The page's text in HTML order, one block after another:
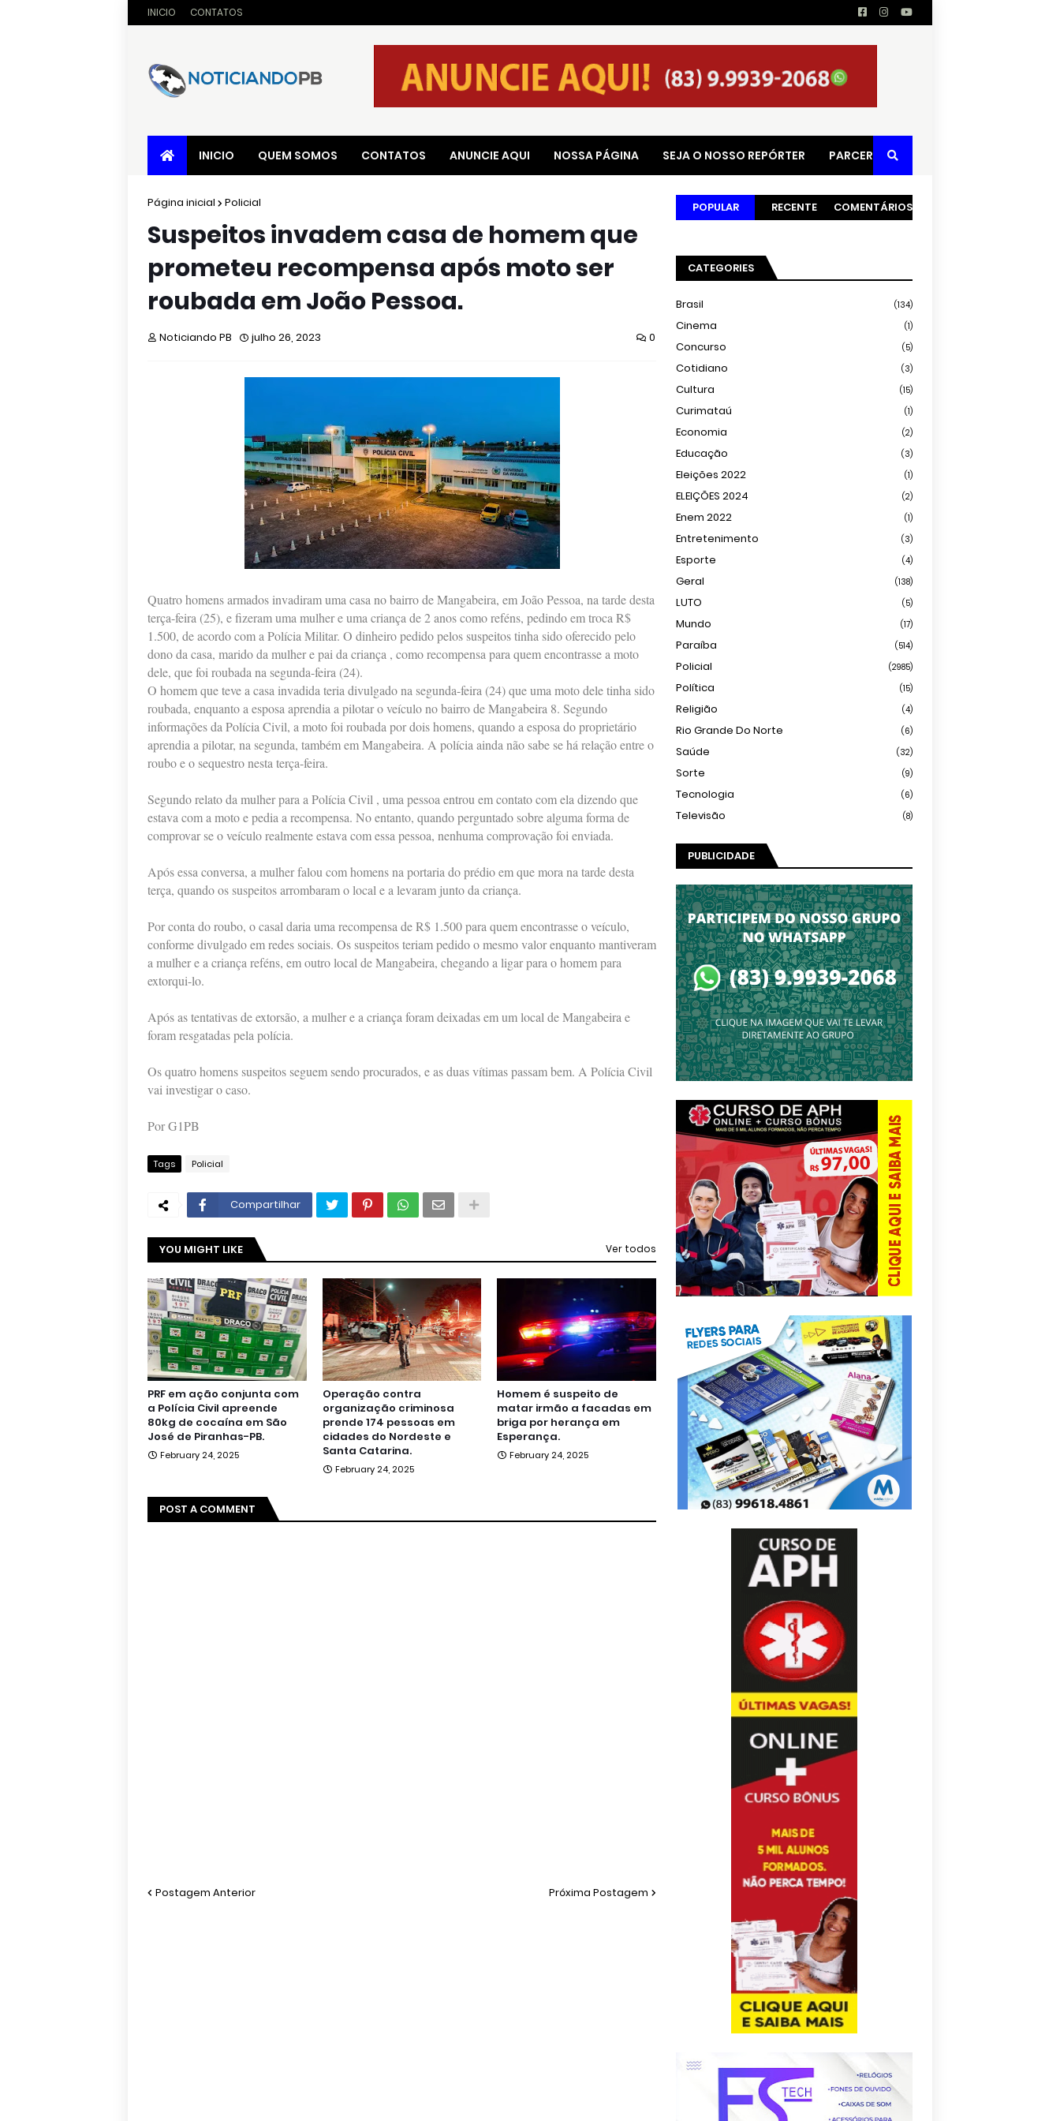
INICIO CONTATOS
INICIO QUEM SOMOS CONTATOS ANUNCIE AQUI NOSSA PÁGINA SEJA O NOSSO REPÓRTER PARCERIAS
Página inicial Policial
Suspeitos invadem casa de homem que
prometeu recompensa após moto ser
roubada em João Pessoa.
Noticiando PB julho 26, 2023 0
Quatro homens armados invadiram uma casa no bairro de Mangabeira, em João Pessoa, na tarde desta
terça-feira (25), e fizeram uma mulher e uma criança de 2 anos como reféns, pedindo em troca R$
1.500, de acordo com a Polícia Militar. O dinheiro pedido pelos suspeitos tinha sido oferecido pelo
dono da casa, marido da mulher e pai da criança , como recompensa para quem encontrasse a moto
dele, que foi roubada na segunda-feira (24).
O homem que teve a casa invadida teria divulgado na segunda-feira (24) que uma moto dele tinha sido
roubada, enquanto a esposa aprendia a pilotar o veículo no bairro de Mangabeira 8. Segundo
informações da Polícia Civil, a moto foi roubada por dois homens, quando a esposa do proprietário
aprendia a pilotar, na segunda, também em Mangabeira. A polícia ainda não sabe se há relação entre o
roubo e o sequestro nesta terça-feira.
Segundo relato da mulher para a Polícia Civil , uma pessoa entrou em contato com ela dizendo que
estava com a moto e pedia a recompensa. No entanto, quando perguntado sobre alguma forma de
comprovar se o veículo realmente estava com essa pessoa, nenhuma comprovação foi enviada.
Após essa conversa, a mulher falou com homens na portaria do prédio em que mora na tarde desta
terça, quando os suspeitos arrombaram o local e a levaram junto da criança.
Por conta do roubo, o casal daria uma recompensa de R$ 1.500 para quem encontrasse o veículo,
conforme divulgado em redes sociais. Os suspeitos teriam pedido o mesmo valor enquanto mantiveram
a mulher e a criança reféns, em outro local de Mangabeira, chegando a ligar para o homem para
extorqui-lo.
Após as tentativas de extorsão, a mulher e a criança foram deixadas em um local de Mangabeira e
foram resgatadas pela polícia.
Os quatro homens suspeitos seguem sendo procurados, e as duas vítimas passam bem. A Polícia Civil
vai investigar o caso.
Por G1PB
Tags Policial
Compartilhar
YOU MIGHT LIKE Ver todos
PRF em ação conjunta com
a Polícia Civil apreende
80kg de cocaína em São
José de Piranhas-PB.
February 24, 2025
Operação contra
organização criminosa
prende 174 pessoas em
cidades do Nordeste e
Santa Catarina.
February 24, 2025
Homem é suspeito de
matar irmão a facadas em
briga por herança em
Esperança.
February 24, 2025
POST A COMMENT
Postagem Anterior Próxima Postagem
POPULAR RECENTE COMENTÁRIOS
CATEGORIES
Brasil (134)
Cinema (1)
Concurso (5)
Cotidiano (3)
Cultura (15)
Curimataú (1)
Economia (2)
Educação (3)
Eleições 2022 (1)
ELEIÇÕES 2024 (2)
Enem 2022 (1)
Entretenimento (3)
Esporte (4)
Geral (138)
LUTO (5)
Mundo (17)
Paraíba (514)
Policial (2985)
Política (15)
Religião (4)
Rio Grande Do Norte (6)
Saúde (32)
Sorte (9)
Tecnologia (6)
Televisão (8)
PUBLICIDADE